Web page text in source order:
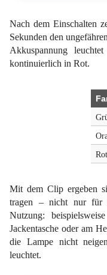
Nach dem Einschalten
Sekunden den
Akkuspannung
kontinuierlich in Rot.
Rot
Mit dem Clip ergeben
tragen – nicht nur für
Nutzung:
Jackentasche oder am
die Lampe nicht
leuchtet.